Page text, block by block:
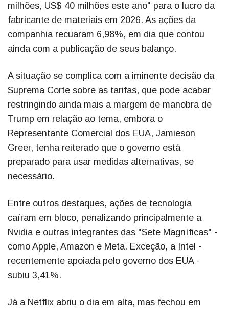
milhões, US$ 40 milhões este ano" para o lucro da
fabricante de materiais em 2026. As ações da
companhia recuaram 6,98%, em dia que contou
ainda com a publicação de seus balanço.
A situação se complica com a iminente decisão da
Suprema Corte sobre as tarifas, que pode acabar
restringindo ainda mais a margem de manobra de
Trump em relação ao tema, embora o
Representante Comercial dos EUA, Jamieson
Greer, tenha reiterado que o governo está
preparado para usar medidas alternativas, se
necessário.
Entre outros destaques, ações de tecnologia
caíram em bloco, penalizando principalmente a
Nvidia e outras integrantes das "Sete Magníficas" -
como Apple, Amazon e Meta. Exceção, a Intel -
recentemente apoiada pelo governo dos EUA -
subiu 3,41%.
Já a Netflix abriu o dia em alta, mas fechou em